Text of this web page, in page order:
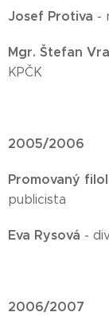
Josef Protiva -
Mgr. Štefan
KPČK
2005/2006
Promovaný
publicista
Eva Rysová -
2006/2007